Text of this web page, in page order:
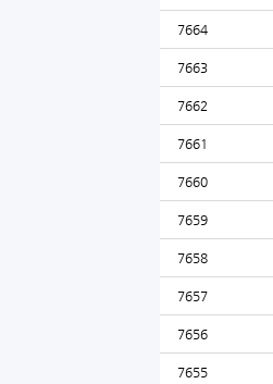
7664
7663
7662
7661
7660
7659
7658
7657
7656
7655